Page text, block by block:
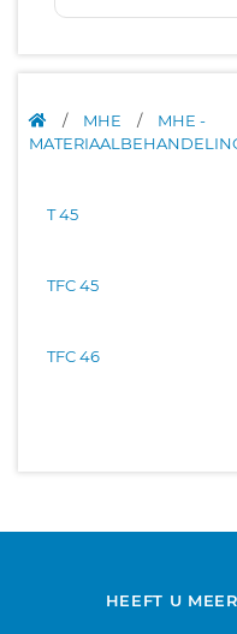
/ MHE /
MHE -
T 45
TFC 45
TFC 46
HEEFT U